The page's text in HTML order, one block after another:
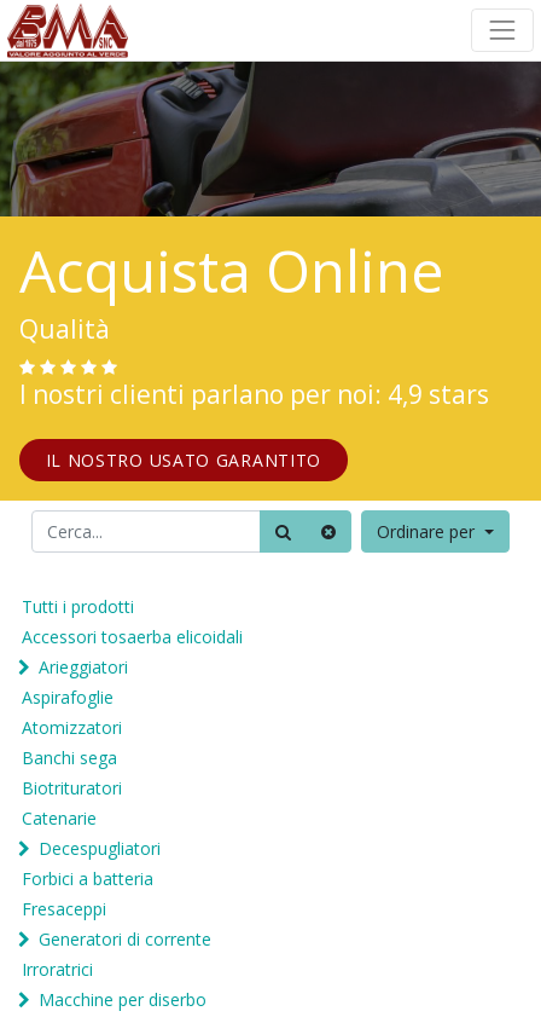
Acquista Online
Qualità
I nostri clienti parlano per noi: 4,9 stars
IL NOSTRO USATO GARANTITO
Ordinare per
Tutti i prodotti
Accessori tosaerba elicoidali
Arieggiatori
Aspirafoglie
Atomizzatori
Banchi sega
Biotrituratori
Catenarie
Decespugliatori
Forbici a batteria
Fresaceppi
Generatori di corrente
Irroratrici
Macchine per diserbo